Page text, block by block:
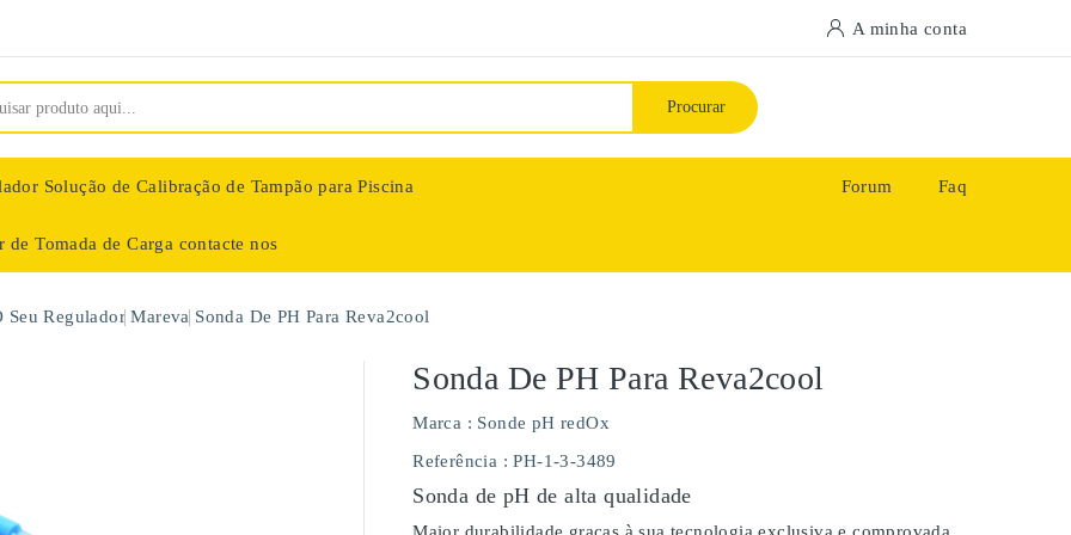
A minha conta
Procurar
Solução de Calibração de Tampão para Piscina
de Tomada de Carga contacte nos
Forum Faq
Seu Regulador Mareva Sonda De PH Para Reva2cool
Sonda De PH Para Reva2cool
Marca : Sonde pH redOx
Referência : PH-1-3-3489
Sonda de pH de alta qualidade